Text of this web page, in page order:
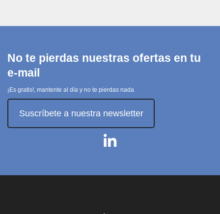
No te pierdas nuestras ofertas en tu
e-mail
¡Es gratis!, mantente al día y no te pierdas nada
Suscríbete a nuestra newsletter